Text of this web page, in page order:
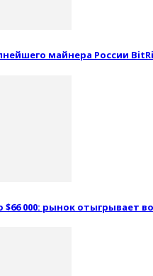
майнера России
000: рынок отыгрывает